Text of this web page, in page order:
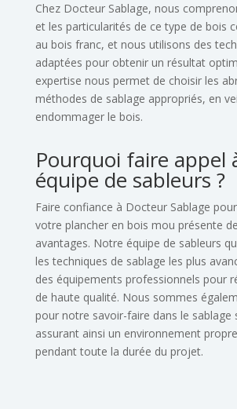
Chez Docteur Sablage, nous
et les particularités de ce type de bois
au bois franc, et nous utilisons des
adaptées pour obtenir un résultat
expertise nous permet de choisir les
méthodes de sablage appropriés, en
endommager le bois.
Pourquoi faire appel
équipe de sableurs ?
Faire confiance à Docteur Sablage
votre plancher en bois mou présente
avantages. Notre équipe de sableurs
les techniques de sablage les plus
des équipements professionnels pour
de haute qualité. Nous sommes
pour notre savoir-faire dans le sablage
assurant ainsi un environnement
pendant toute la durée du projet.